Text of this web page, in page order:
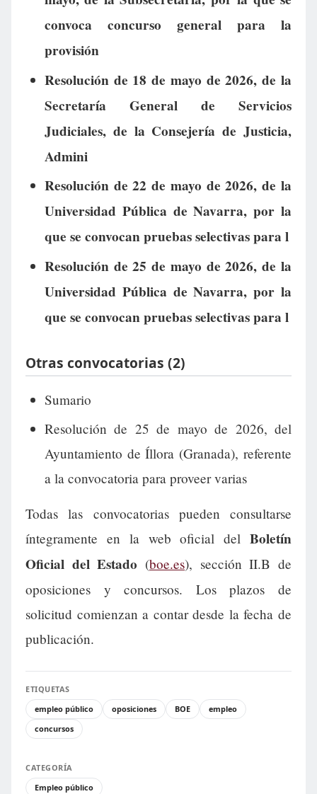
convoca concurso general para la
provisión
Resolución de 18 de mayo de 2026, de la
Secretaría General de Servicios
Judiciales, de la Consejería de Justicia,
Admini
Resolución de 22 de mayo de 2026, de la
Universidad Pública de Navarra, por la
que se convocan pruebas selectivas para l
Resolución de 25 de mayo de 2026, de la
Universidad Pública de Navarra, por la
que se convocan pruebas selectivas para l
Otras convocatorias (2)
Sumario
Resolución de 25 de mayo de 2026, del
Ayuntamiento de Íllora (Granada), referente
a la convocatoria para proveer varias
Todas las convocatorias pueden consultarse
íntegramente en la web oficial del Boletín
Oficial del Estado (boe.es), sección II.B de
oposiciones y concursos. Los plazos de
solicitud comienzan a contar desde la fecha de
publicación.
ETIQUETAS
empleo público
oposiciones BOE
empleo
concursos
CATEGORÍA
Empleo público